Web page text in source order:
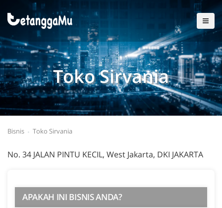
Toko Sirvania
Bisnis Toko Sirvania
No. 34 JALAN PINTU KECIL, West Jakarta, DKI JAKARTA
APAKAH INI BISNIS ANDA?